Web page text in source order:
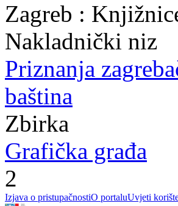
Zagreb :
Nakladnički niz
Priznanja
baština
Zbirka
Grafička građa
2
Izjava o pristupačnostiO portaluUvjeti